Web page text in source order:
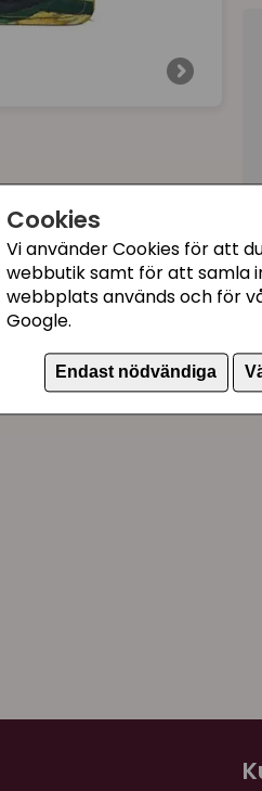
Cookies
Vi använder Cookies för att
webbutik samt för att samla
webbplats används och för
Google.
Endast nödvändiga